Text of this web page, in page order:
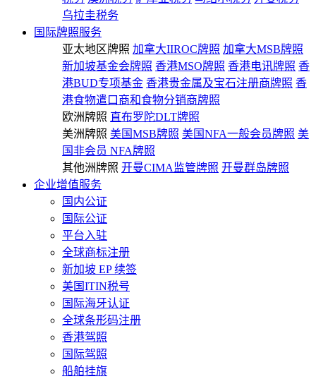
乌拉圭税务
国际牌照服务
亚太地区牌照 加拿大IIROC牌照 加拿大MSB牌照
新加坡基金会牌照 香港MSO牌照 香港电讯牌照 香
港BUD专项基金 香港贵金属及宝石注册商牌照 香
港食物遣口商和食物分销商牌照
欧洲牌照 直布罗陀DLT牌照
美洲牌照 美国MSB牌照 美国NFA一般会员牌照 美
国非会员 NFA牌照
其他洲牌照 开曼CIMA监管牌照 开曼群岛牌照
企业增值服务
国内公证
国际公证
平台入驻
全球商标注册
新加坡 EP 续签
美国ITIN税号
国际海牙认证
全球条形码注册
香港驾照
国际驾照
船舶挂旗